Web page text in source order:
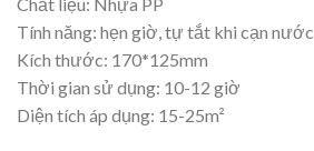
Tính năng: hẹn giờ, tự tắt khi cạn nước
Kích thước: 170*125mm
Thời gian sử dụng: 10-12 giờ
Diện tích áp dụng: 15-25m²